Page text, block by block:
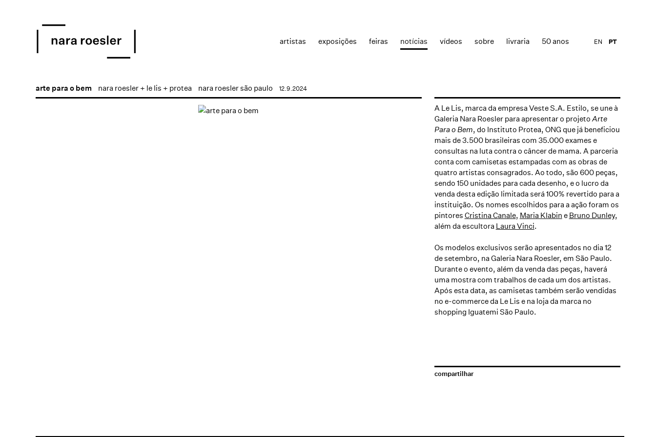
artistas exposições feiras notícias vídeos sobre livraria 50 anos PT
EN
arte para o bem nara roesler + le lis + protea nara roesler são paulo 12.9.2024
A Le Lis, marca da empresa Veste S.A. Estilo, se une à
Galeria Nara Roesler para apresentar o projetoArte
Para o Bem, do Instituto Protea, ONG que já beneficiou
mais de 3.500 brasileiras com 35.000 exames e
consultas na luta contra o câncer de mama. A parceria
conta com camisetas estampadas com as obras de
quatro artistas consagrados. Ao todo, são 600 peças,
sendo 150 unidades para cada desenho, e o lucro da
venda desta edição limitada será 100% revertido para a
instituição. Os nomes escolhidos para a ação foram os
pintores Cristina Canale, Maria Klabin e Bruno Dunley,
além da escultora Laura Vinci.
Os modelos exclusivos serão apresentados no dia 12
de setembro, na Galeria Nara Roesler, em São Paulo.
Durante o evento, além da venda das peças, haverá
uma mostra com trabalhos de cada um dos artistas.
Após esta data, as camisetas também serão vendidas
no e-commerce da Le Lis e na loja da marca no
shopping Iguatemi São Paulo.
compartilhar